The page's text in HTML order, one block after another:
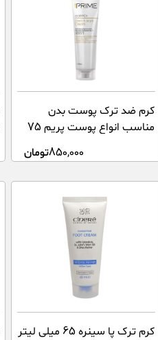
کرم ضد ترک پوست بدن
مناسب انواع پوست پریم 75
850,000تومان
کرم ترک پا سینره 65 میلی لیتر